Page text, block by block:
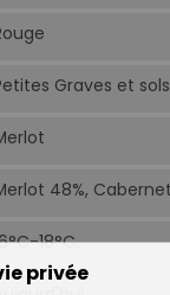
Graves et
48%,
18°C.
privée